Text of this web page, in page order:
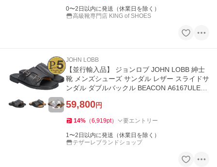
0〜2日以内に発送（休業日を除く）
高級靴専門店 KING of SHOES
JOHN LOBB
【並行輸入品】 ジョンロブ JOHN LOBB 紳士
靴 メンズシューズ サンダル レザー スライドサ
ンダル ダブルバックル BEACON A6167ULE1R
59,800円
14% （6,919pt） 要エントリー
1〜2日以内に発送（休業日を除く）
テザーレブランドショップ